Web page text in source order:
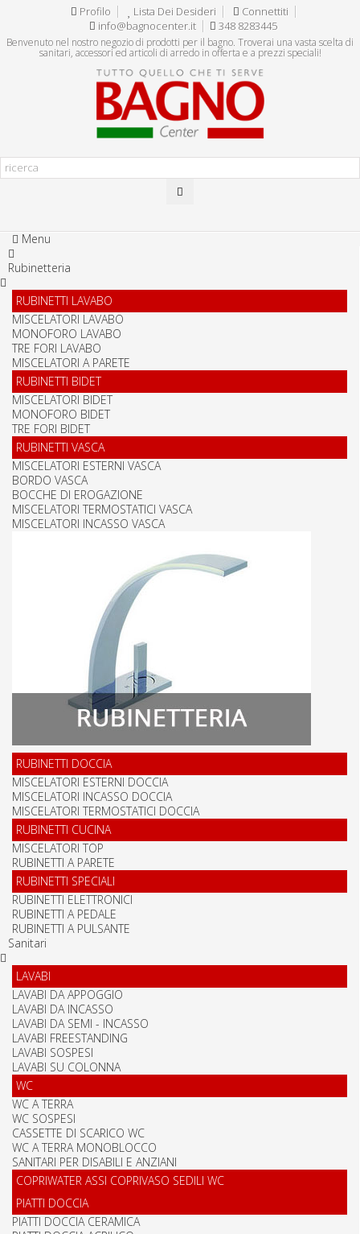
Profilo Lista Dei Desideri
Connettiti
info@bagnocenter.it
348 8283445
Benvenuto nel nostro negozio di prodotti per il bagno. Troverai una vasta scelta di
sanitari, accessori ed articoli di arredo in offerta e a prezzi speciali!
Menu
Rubinetteria
RUBINETTI LAVABO
MISCELATORI LAVABO
MONOFORO LAVABO
TRE FORI LAVABO
MISCELATORI A PARETE
RUBINETTI BIDET
MISCELATORI BIDET
MONOFORO BIDET
TRE FORI BIDET
RUBINETTI VASCA
MISCELATORI ESTERNI VASCA
BORDO VASCA
BOCCHE DI EROGAZIONE
MISCELATORI TERMOSTATICI VASCA
MISCELATORI INCASSO VASCA
RUBINETTI DOCCIA
MISCELATORI ESTERNI DOCCIA
MISCELATORI INCASSO DOCCIA
MISCELATORI TERMOSTATICI DOCCIA
RUBINETTI CUCINA
MISCELATORI TOP
RUBINETTI A PARETE
RUBINETTI SPECIALI
RUBINETTI ELETTRONICI
RUBINETTI A PEDALE
RUBINETTI A PULSANTE
Sanitari
LAVABI
LAVABI DA APPOGGIO
LAVABI DA INCASSO
LAVABI DA SEMI - INCASSO
LAVABI FREESTANDING
LAVABI SOSPESI
LAVABI SU COLONNA
WC
WC A TERRA
WC SOSPESI
CASSETTE DI SCARICO WC
WC A TERRA MONOBLOCCO
SANITARI PER DISABILI E ANZIANI
COPRIWATER ASSI COPRIVASO SEDILI WC
PIATTI DOCCIA
PIATTI DOCCIA CERAMICA